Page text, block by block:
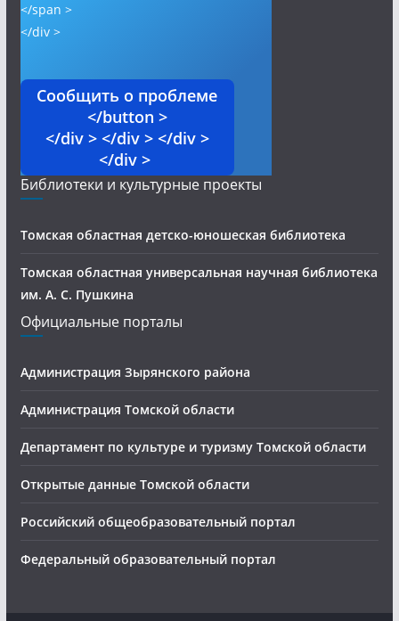
</span >
</div >
Сообщить о проблеме
</button >
</div > </div > </div >
</div >
Библиотеки и культурные проекты
Томская областная детско-юношеская библиотека
Томская областная универсальная научная библиотека
им. А. С. Пушкина
Официальные порталы
Администрация Зырянского района
Администрация Томской области
Департамент по культуре и туризму Томской области
Открытые данные Томской области
Российский общеобразовательный портал
Федеральный образовательный портал